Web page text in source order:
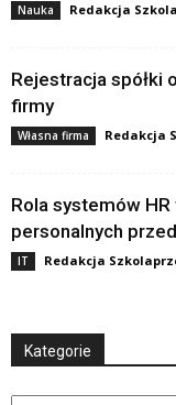
Nauka Redakcja
Rejestracja spółki
firmy
Własna firma Redakcja
Rola systemów
personalnych
IT Redakcja
Kategorie
Kategorie